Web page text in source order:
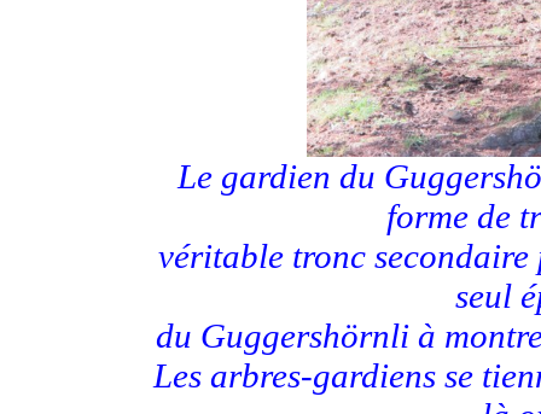
Le gardien du
forme de
véritable tronc secondaire
seul
du Guggershörnli à
Les arbres-gardiens se